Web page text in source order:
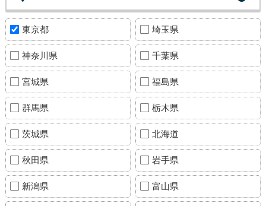
東京都 埼玉県
神奈川県 千葉県
宮城県 福島県
群馬県 栃木県
茨城県 北海道
秋田県 岩手県
新潟県 富山県